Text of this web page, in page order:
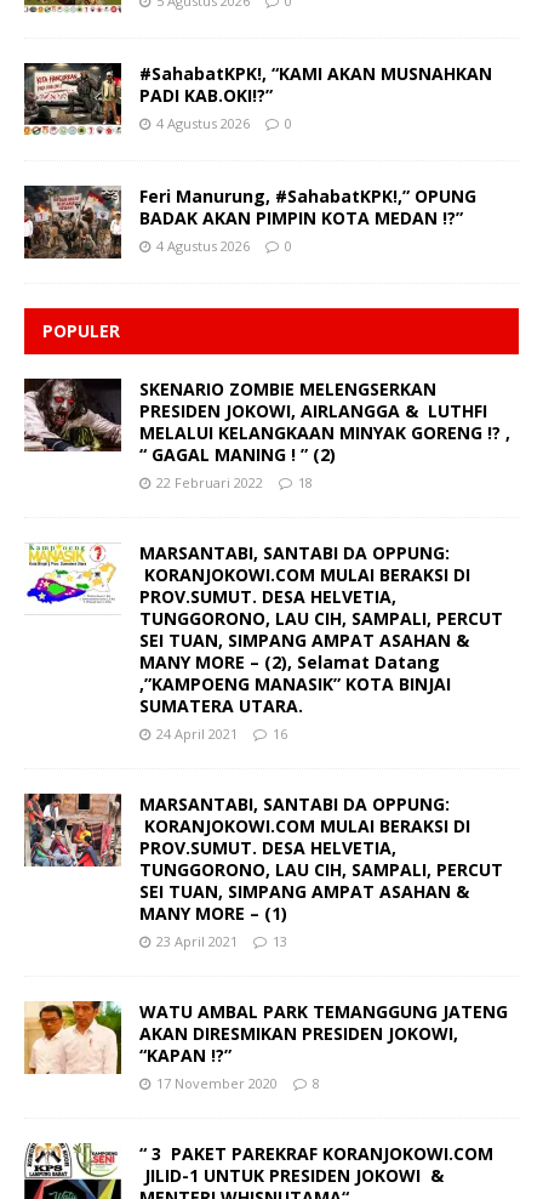
#SahabatKPK!, “KAMI AKAN MUSNAHKAN
PADI KAB.OKI!?”
4 Agustus 2026 0
Feri Manurung, #SahabatKPK!,” OPUNG
BADAK AKAN PIMPIN KOTA MEDAN !?”
4 Agustus 2026 0
POPULER
SKENARIO ZOMBIE MELENGSERKAN
PRESIDEN JOKOWI, AIRLANGGA & LUTHFI
MELALUI KELANGKAAN MINYAK GORENG !? ,
“ GAGAL MANING ! ” (2)
22 Februari 2022 18
MARSANTABI, SANTABI DA OPPUNG:
KORANJOKOWI.COM MULAI BERAKSI DI
PROV.SUMUT. DESA HELVETIA,
TUNGGORONO, LAU CIH, SAMPALI, PERCUT
SEI TUAN, SIMPANG AMPAT ASAHAN &
MANY MORE – (2), Selamat Datang
,”KAMPOENG MANASIK” KOTA BINJAI
SUMATERA UTARA.
24 April 2021 16
MARSANTABI, SANTABI DA OPPUNG:
KORANJOKOWI.COM MULAI BERAKSI DI
PROV.SUMUT. DESA HELVETIA,
TUNGGORONO, LAU CIH, SAMPALI, PERCUT
SEI TUAN, SIMPANG AMPAT ASAHAN &
MANY MORE – (1)
23 April 2021 13
WATU AMBAL PARK TEMANGGUNG JATENG
AKAN DIRESMIKAN PRESIDEN JOKOWI,
“KAPAN !?”
17 November 2020 8
“ 3 PAKET PAREKRAF KORANJOKOWI.COM
JILID-1 UNTUK PRESIDEN JOKOWI &